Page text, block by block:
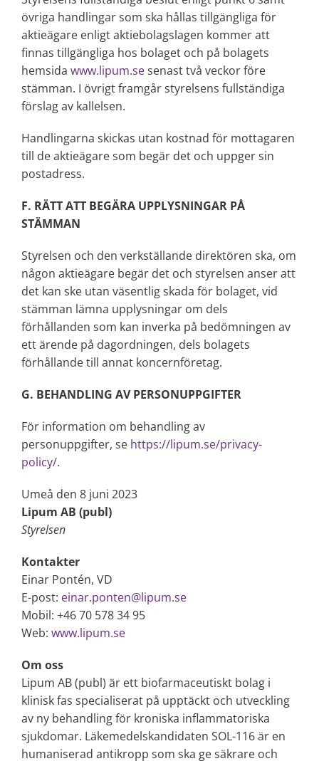
övriga handlingar som ska hållas tillgängliga för
aktieägare enligt aktiebolagslagen kommer att
finnas tillgängliga hos bolaget och på bolagets
hemsida www.lipum.sesenast två veckor före
stämman. I övrigt framgår styrelsens fullständiga
förslag av kallelsen.
Handlingarna skickas utan kostnad för mottagaren
till de aktieägare som begär det och uppger sin
postadress.
F. RÄTT ATT BEGÄRA UPPLYSNINGAR PÅ
STÄMMAN
Styrelsen och den verkställande direktören ska, om
någon aktieägare begär det och styrelsen anser att
det kan ske utan väsentlig skada för bolaget, vid
stämman lämna upplysningar om dels
förhållanden som kan inverka på bedömningen av
ett ärende på dagordningen, dels bolagets
förhållande till annat koncernföretag.
G. BEHANDLING AV PERSONUPPGIFTER
För information om behandling av
personuppgifter, se https://lipum.se/privacy-
policy/.
Umeå den 8 juni 2023
Lipum AB (publ)
Styrelsen
Kontakter
Einar Pontén, VD
E-post: einar.ponten@lipum.se
Mobil: +46 70 578 34 95
Web: www.lipum.se
Om oss
Lipum AB (publ) är ett biofarmaceutiskt bolag i
klinisk fas specialiserat på upptäckt och utveckling
av ny behandling för kroniska inflammatoriska
sjukdomar. Läkemedelskandidaten SOL-116 är en
humaniserad antikropp som ska ge säkrare och